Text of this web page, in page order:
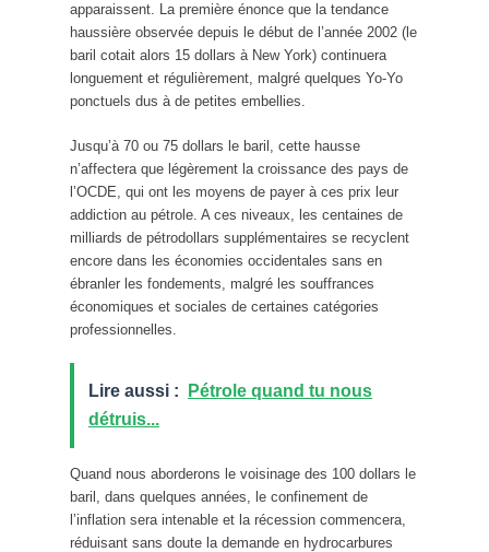
apparaissent. La première énonce que la tendance
haussière observée depuis le début de l’année 2002 (le
baril cotait alors 15 dollars à New York) continuera
longuement et régulièrement, malgré quelques Yo-Yo
ponctuels dus à de petites embellies.
Jusqu’à 70 ou 75 dollars le baril, cette hausse
n’affectera que légèrement la croissance des pays de
l’OCDE, qui ont les moyens de payer à ces prix leur
addiction au pétrole. A ces niveaux, les centaines de
milliards de pétrodollars supplémentaires se recyclent
encore dans les économies occidentales sans en
ébranler les fondements, malgré les souffrances
économiques et sociales de certaines catégories
professionnelles.
Lire aussi :
Pétrole quand tu nous
détruis...
Quand nous aborderons le voisinage des 100 dollars le
baril, dans quelques années, le confinement de
l’inflation sera intenable et la récession commencera,
réduisant sans doute la demande en hydrocarbures